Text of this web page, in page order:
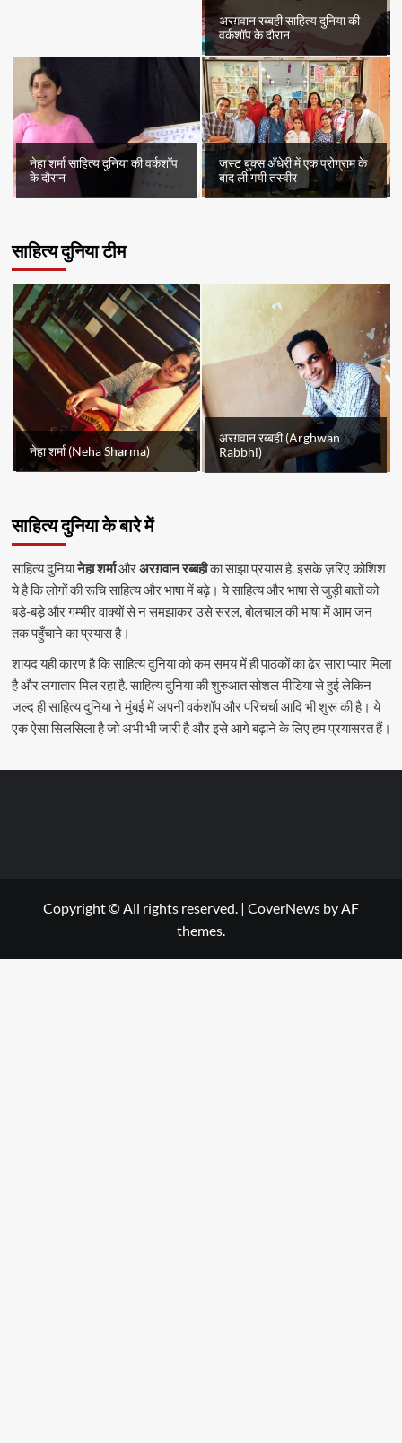
अरग़वान रब्बही साहित्य दुनिया की
वर्कशॉप के दौरान
नेहा शर्मा साहित्य दुनिया की वर्कशॉप
के दौरान
जस्ट बुक्स अँधेरी में एक प्रोग्राम के
बाद ली गयी तस्वीर
साहित्य दुनिया टीम
नेहा शर्मा (Neha Sharma)
अरग़वान रब्बही (Arghwan
Rabbhi)
साहित्य दुनिया के बारे में
साहित्य दुनियानेहा शर्माऔरअरग़वान रब्बहीका साझा प्रयास है. इसके ज़रिए कोशिश
ये है कि लोगों की रूचि साहित्य और भाषा में बढ़े। ये साहित्य और भाषा से जुड़ी बातों को
बड़े-बड़े और गम्भीर वाक्यों से न समझाकर उसे सरल, बोलचाल की भाषा में आम जन
तक पहुँचाने का प्रयास है।
शायद यही कारण है कि साहित्य दुनिया को कम समय में ही पाठकों का ढेर सारा प्यार मिला
है और लगातार मिल रहा है. साहित्य दुनिया की शुरुआत सोशल मीडिया से हुई लेकिन
जल्द ही साहित्य दुनिया ने मुंबई में अपनी वर्कशॉप और परिचर्चा आदि भी शुरू की है। ये
एक ऐसा सिलसिला है जो अभी भी जारी है और इसे आगे बढ़ाने के लिए हम प्रयासरत हैं।
Copyright © All rights reserved. | CoverNews by AF
themes.